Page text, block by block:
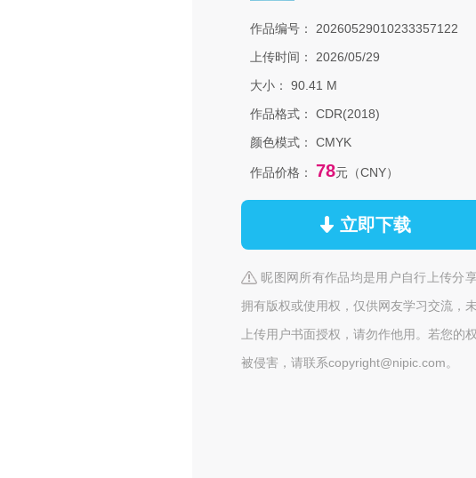
作品编号：
20260529010233357122
上传时间：
2026/05/29
大小：
90.41 M
作品格式：
CDR(2018)
颜色模式：
CMYK
作品价格： 78元（CNY）
立即下载
昵图网所有作品均是用户自行上传分
拥有版权或使用权，仅供网友学习交流，
上传用户书面授权，请勿作他用。若您的
被侵害，请联系copyright@nipic.com。